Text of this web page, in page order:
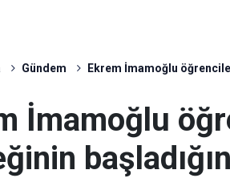
Gündem Ekrem İmamoğlu
İmamoğlu